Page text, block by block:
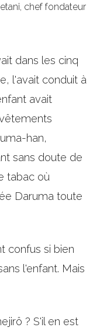
chef fondateur
dans les cinq
l'avait conduit à
avait
han,
sans doute de
tabac où
Daruma toute
confus si bien
l'enfant. Mais
? S'il en est